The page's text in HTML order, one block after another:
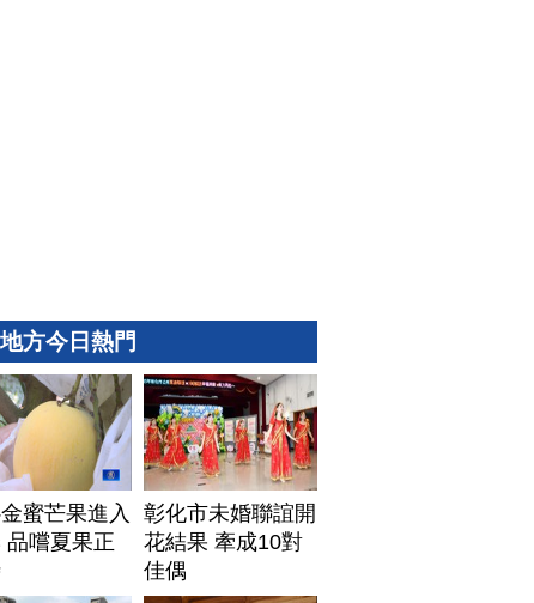
地方今日熱門
蜜芒果進入
品嚐夏果正
彰化市未婚聯誼開
花結果 牽成10對
佳偶